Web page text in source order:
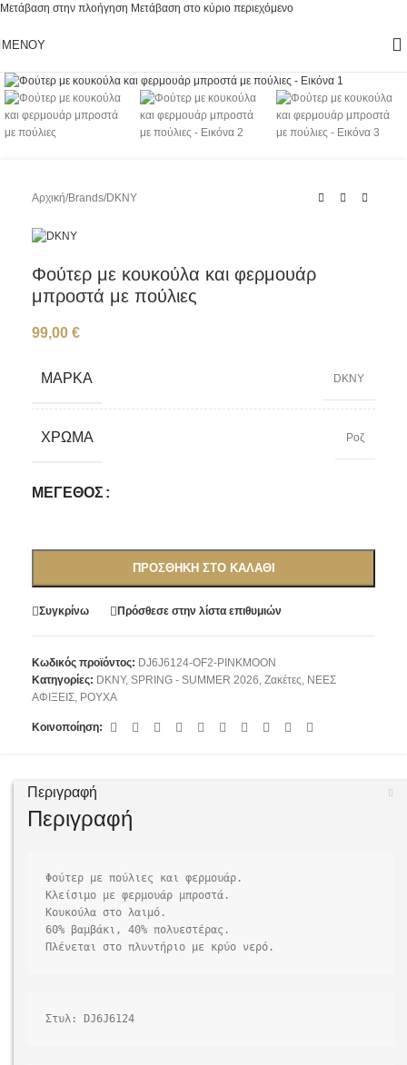
Μετάβαση στην πλοήγηση Μετάβαση στο κύριο περιεχόμενο
ΜΕΝΟΎ
Αρχική/Brands/DKNY
Φούτερ με κουκούλα και φερμουάρ
μπροστά με πούλιες
99,00 €
ΜΆΡΚΑ DKNY
ΧΡΏΜΑ Ροζ
ΜΈΓΕΘΟΣ
ΠΡΟΣΘΉΚΗ ΣΤΟ ΚΑΛΆΘΙ
Συγκρίνω Πρόσθεσε στην λίστα επιθυμιών
Κωδικός προϊόντος: DJ6J6124-OF2-PINKMOON
Κατηγορίες: DKNY, SPRING - SUMMER 2026 Ζακέτες ΝΕΕΣ
ΑΦΙΞΕΙΣ ΡΟΥΧΑ
Κοινοποίηση:
Περιγραφή
Περιγραφή
Φούτερ με πούλιες και φερμουάρ.
Κλείσιμο με φερμουάρ μπροστά.
Κουκούλα στο λαιμό.
60% βαμβάκι, 40% πολυεστέρας.
Στυλ: DJ6J6124